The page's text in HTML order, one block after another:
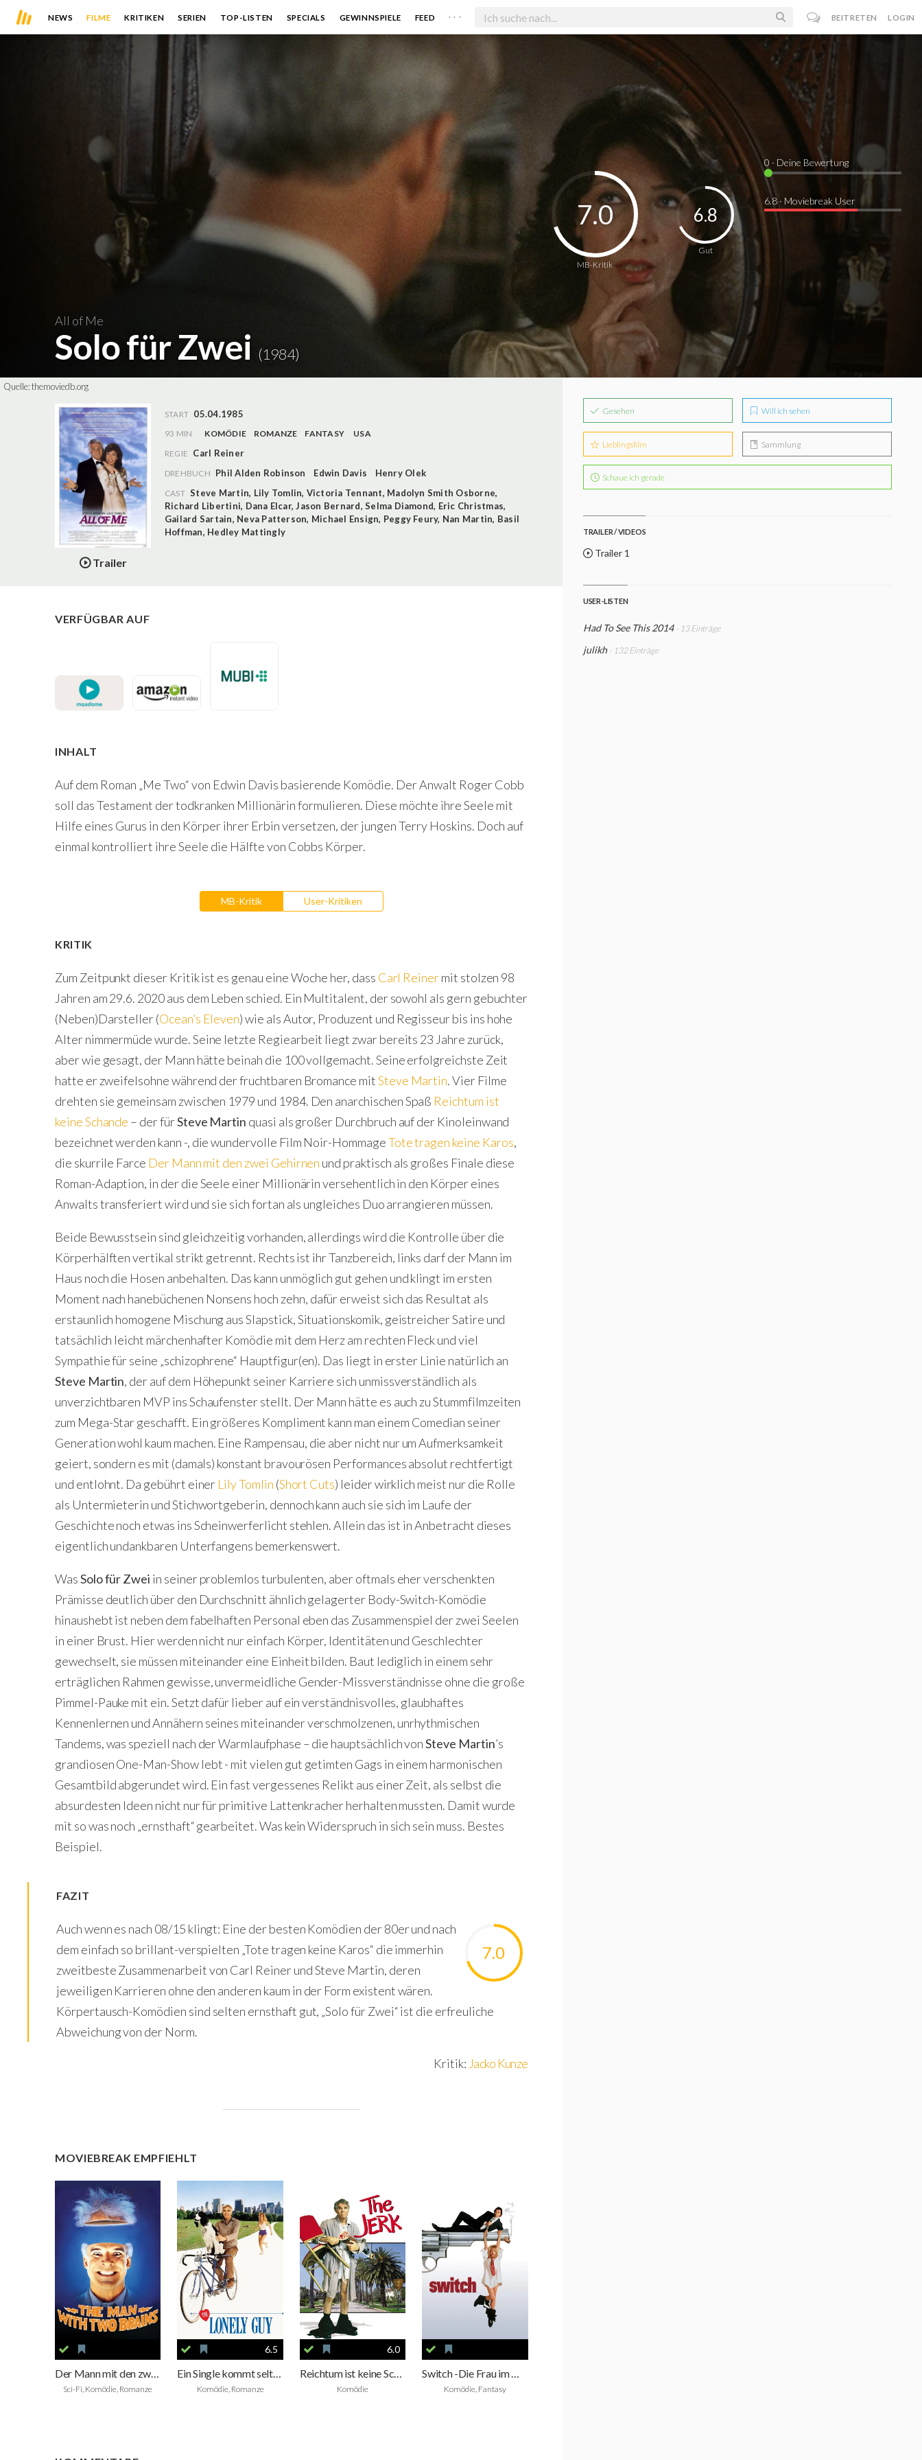
NEWS FILME KRITIKEN SERIEN TOP-LISTEN SPECIALS GEWINNSPIELE FEED . . . BEITRETEN LOGIN
All of Me
Solo für Zwei (1984)
MB-Kritik
7.0
Gut
6.8
0 · Deine Bewertung
6.8 · Moviebreak User
Quelle:themoviedb.org
Trailer
START 05.04.1985
93 MIN KOMÖDIE ROMANZE FANTASY
USA
REGIE Carl Reiner
DREHBUCH Phil Alden Robinson Edwin Davis Henry Olek
CAST Steve Martin, Lily Tomlin, Victoria Tennant, Madolyn Smith Osborne,
Richard Libertini, Dana Elcar,Jason Bernard,Selma Diamond, Eric Christmas,
Gailard Sartain, Neva Patterson, Michael Ensign, Peggy Feury, Nan Martin, Basil
Hoffman, Hedley Mattingly
VERFÜGBAR AUF
INHALT
Auf dem Roman „Me Two“ von Edwin Davis basierende Komödie. Der Anwalt Roger Cobb
soll das Testament der todkranken Millionärin formulieren. Diese möchte ihre Seele mit
Hilfe eines Gurus in den Körper ihrer Erbin versetzen, der jungen Terry Hoskins. Doch auf
einmal kontrolliert ihre Seele die Hälfte von Cobbs Körper.
MB-Kritik User-Kritiken
KRITIK
Zum Zeitpunkt dieser Kritik ist es genau eine Woche her, dass Carl Reinermit stolzen 98
Jahren am 29.6. 2020 aus dem Leben schied. Ein Multitalent, der sowohl als gern gebuchter
(Neben)Darsteller (Ocean’s Eleven) wie als Autor, Produzent und Regisseur bis ins hohe
Alter nimmermüde wurde. Seine letzte Regiearbeit liegt zwar bereits 23 Jahre zurück,
aber wie gesagt, der Mann hätte beinah die 100 vollgemacht. Seine erfolgreichste Zeit
hatte er zweifelsohne während der fruchtbaren Bromance mitSteve Martin. Vier Filme
drehten sie gemeinsam zwischen 1979 und 1984. Den anarchischen Spaß Reichtum ist
keine Schande – der fürSteve Martin quasi als großer Durchbruch auf der Kinoleinwand
bezeichnet werden kann -, die wundervolle Film Noir-HommageTote tragen keine Karos,
die skurrile Farce Der Mann mit den zwei Gehirnen und praktisch als großes Finale diese
Roman-Adaption, in der die Seele einer Millionärin versehentlich in den Körper eines
Anwalts transferiert wird und sie sich fortan als ungleiches Duo arrangieren müssen.
Beide Bewusstsein sind gleichzeitig vorhanden, allerdings wird die Kontrolle über die
Körperhälften vertikal strikt getrennt. Rechts ist ihr Tanzbereich, links darf der Mann im
Haus noch die Hosen anbehalten. Das kann unmöglich gut gehen und klingt im ersten
Moment nach hanebüchenen Nonsens hoch zehn, dafür erweist sich das Resultat als
erstaunlich homogene Mischung aus Slapstick, Situationskomik, geistreicher Satire und
tatsächlich leicht märchenhafter Komödie mit dem Herz am rechten Fleck und viel
Sympathie für seine „schizophrene“ Hauptfigur(en). Das liegt in erster Linie natürlich an
Steve Martin, der auf dem Höhepunkt seiner Karriere sich unmissverständlich als
unverzichtbaren MVP ins Schaufenster stellt. Der Mann hätte es auch zu Stummfilmzeiten
zum Mega-Star geschafft. Ein größeres Kompliment kann man einem Comedian seiner
Generation wohl kaum machen. Eine Rampensau, die aber nicht nur um Aufmerksamkeit
geiert, sondern es mit (damals) konstant bravourösen Performances absolut rechtfertigt
und entlohnt. Da gebührt einer Lily Tomlin (Short Cuts) leider wirklich meist nur die Rolle
als Untermieterin und Stichwortgeberin, dennoch kann auch sie sich im Laufe der
Geschichte noch etwas ins Scheinwerferlicht stehlen. Allein das ist in Anbetracht dieses
eigentlich undankbaren Unterfangens bemerkenswert.
WasSolo für Zwei in seiner problemlos turbulenten, aber oftmals eher verschenkten
Prämisse deutlich über den Durchschnitt ähnlich gelagerter Body-Switch-Komödie
hinaushebt ist neben dem fabelhaften Personal eben das Zusammenspiel der zwei Seelen
in einer Brust. Hier werden nicht nur einfach Körper, Identitäten und Geschlechter
gewechselt, sie müssen miteinander eine Einheit bilden. Baut lediglich in einem sehr
erträglichen Rahmen gewisse, unvermeidliche Gender-Missverständnisse ohne die große
Pimmel-Pauke mit ein. Setzt dafür lieber auf ein verständnisvolles, glaubhaftes
Kennenlernen und Annähern seines miteinander verschmolzenen, unrhythmischen
Tandems, was speziell nach der Warmlaufphase – die hauptsächlich vonSteve Martin’s
grandiosen One-Man-Show lebt - mit vielen gut getimten Gags in einem harmonischen
Gesamtbild abgerundet wird. Ein fast vergessenes Relikt aus einer Zeit, als selbst die
absurdesten Ideen nicht nur für primitive Lattenkracher herhalten mussten. Damit wurde
mit so was noch „ernsthaft“ gearbeitet. Was kein Widerspruch in sich sein muss. Bestes
Beispiel.
FAZIT
7.0
Auch wenn es nach 08/15 klingt: Eine der besten Komödien der 80er und nach
dem einfach so brillant-verspielten „Tote tragen keine Karos“ die immerhin
zweitbeste Zusammenarbeit von Carl Reiner und Steve Martin, deren
jeweiligen Karrieren ohne den anderen kaum in der Form existent wären.
Körpertausch-Komödien sind selten ernsthaft gut, „Solo für Zwei“ ist die erfreuliche
Abweichung von der Norm.
Kritik: Jacko Kunze
MOVIEBREAK EMPFIEHLT
Der Mann mit den zwei Gehirnen
Sci-Fi, Komödie, Romanze
6.5
Ein Single kommt selten allein
Komödie, Romanze
6.0
Reichtum ist keine Schande
Komödie
Switch -Die Frau im Manne
Komödie, Fantasy
Gesehen Will ich sehen
Lieblingsfilm Sammlung
Schaue ich gerade
TRAILER / VIDEOS
Trailer 1
USER-LISTEN
Had To See This 2014 - 13 Einträge
julikh - 132 Einträge